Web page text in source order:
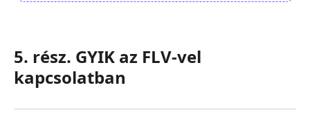
5. rész. GYIK az FLV-vel
kapcsolatban